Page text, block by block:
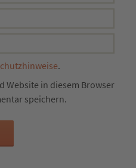
.
Website in diesem Browser
speichern.